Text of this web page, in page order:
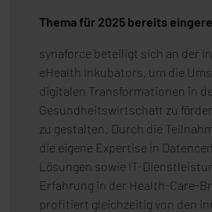
Thema für 2025 bereits
synaforce beteiligt sich an der
eHealth Inkubators, um die
digitalen Transformationen in
Gesundheitswirtschaft zu
zu gestalten. Durch die
die eigene Expertise in
Lösungen sowie IT-
Erfahrung in der Health-Care-
profitiert gleichzeitig von den